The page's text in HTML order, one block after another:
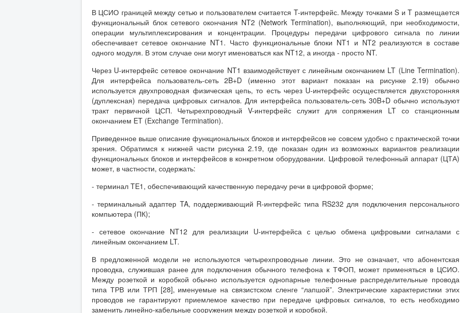
В ЦСИО границей между сетью и пользователем считается T-интерфейс. Между точками S и T размещается
функциональный блок сетевого окончания NT2 (Network Termination), выполняющий, при необходимости,
операции мультиплексирования и концентрации. Процедуры передачи цифрового сигнала по линии
обеспечивает сетевое окончание NT1. Часто функциональные блоки NT1 и NT2 реализуются в составе
одного модуля. В этом случае они могут именоваться как NT12, а иногда - просто NT.
Через U-интерфейс сетевое окончание NT1 взаимодействует с линейным окончанием LT (Line Termination).
Для интерфейса пользователь-сеть 2B+D (именно этот вариант показан на рисунке 2.19) обычно
используется двухпроводная физическая цепь, то есть через U-интерфейс осуществляется двухсторонняя
(дуплексная) передача цифровых сигналов. Для интерфейса пользователь-сеть 30B+D обычно используют
тракт первичной ЦСП. Четырехпроводный V-интерфейс служит для сопряжения LT со станционным
окончанием ET (Exchange Termination).
Приведенное выше описание функциональных блоков и интерфейсов не совсем удобно с практической точки
зрения. Обратимся к нижней части рисунка 2.19, где показан один из возможных вариантов реализации
функциональных блоков и интерфейсов в конкретном оборудовании. Цифровой телефонный аппарат (ЦТА)
может, в частности, содержать:
- терминал TE1, обеспечивающий качественную передачу речи в цифровой форме;
- терминальный адаптер TA, поддерживающий R-интерфейс типа RS232 для подключения персонального
компьютера (ПК);
- сетевое окончание NT12 для реализации U-интерфейса с целью обмена цифровыми сигналами с
линейным окончанием LT.
В предложенной модели не используются четырехпроводные линии. Это не означает, что абонентская
проводка, служившая ранее для подключения обычного телефона к ТФОП, может применяться в ЦСИО.
Между розеткой и коробкой обычно используется однопарные телефонные распределительные провода
типа ТРВ или ТРП [28], именуемые на связистском сленге “лапшой”. Электрические характеристики этих
проводов не гарантируют приемлемое качество при передаче цифровых сигналов, то есть необходимо
заменить линейно-кабельные сооружения между розеткой и коробкой.